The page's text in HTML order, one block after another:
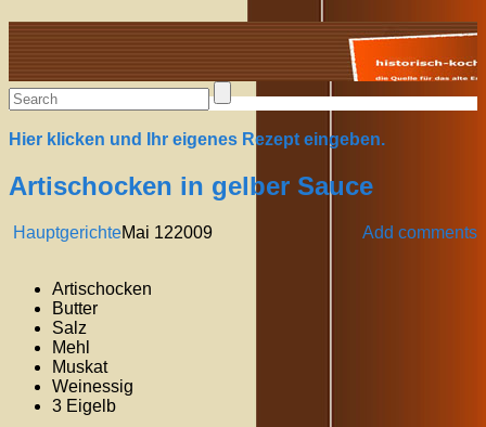
Alte Rezepte online
Hier klicken und Ihr eigenes Rezept eingeben.
Artischocken in gelber Sauce
Hauptgerichte Add comments
Mai 122009
Artischocken
Butter
Salz
Mehl
Muskat
Weinessig
3 Eigelb